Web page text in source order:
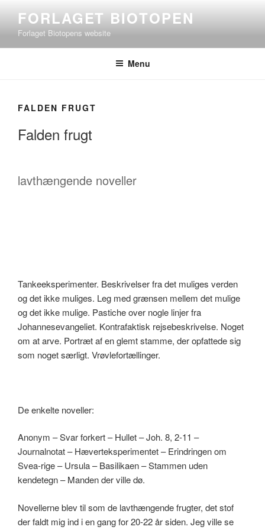
indhold
FORLAGET BIOTOPEN
Forlaget Biotopens website
Menu
FALDEN FRUGT
Falden frugt
lavthængende noveller
Tankeeksperimenter. Beskrivelser fra det muliges verden
og det ikke muliges. Leg med grænsen mellem det mulige
og det ikke mulige. Pastiche over nogle linjer fra
Johannesevangeliet. Kontrafaktisk rejsebeskrivelse. Noget
om at arve. Portræt af en glemt stamme, der opfattede sig
som noget særligt. Vrøvlefortællinger.
De enkelte noveller:
Anonym – Svar forkert – Hullet – Joh. 8, 2-11 –
Journalnotat – Hæverteksperimentet – Erindringen om
Svea-rige – Ursula – Basilikaen – Stammen uden
kendetegn – Manden der ville dø.
Novellerne blev til som de lavthængende frugter, det stof
der faldt mig ind i en gang for 20-22 år siden. Jeg ville se